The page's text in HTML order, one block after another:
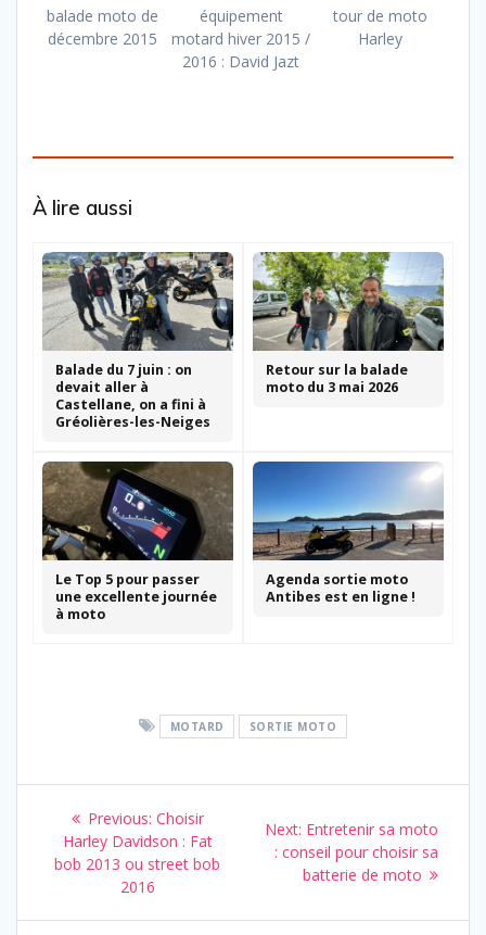
balade moto de
décembre 2015
équipement
motard hiver 2015 /
2016 : David Jazt
tour de moto
Harley
À lire aussi
Balade du 7 juin : on
devait aller à
Castellane, on a fini à
Gréolières-les-Neiges
Retour sur la balade
moto du 3 mai 2026
Le Top 5 pour passer
une excellente journée
à moto
Agenda sortie moto
Antibes est en ligne !
MOTARD SORTIE MOTO
Navigation
l’article
Previous: Previous
post:
Choisir
Harley Davidson : Fat
bob 2013 ou street bob
2016
Next: Next
post:
Entretenir sa moto
: conseil pour choisir sa
batterie de moto